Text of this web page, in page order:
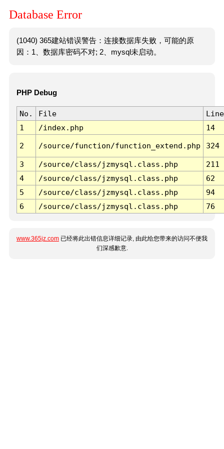
Database Error
(1040) 365建站错误警告：连接数据库失败，可能的原
因：1、数据库密码不对; 2、mysql未启动。
PHP Debug
No. File
Line
1
/index.php 14
2 /source/function/function_extend.php 324
3 /source/class/jzmysql.class.php
211
4
/source/class/jzmysql.class.php
62
5
/source/class/jzmysql.class.php
94
6
/source/class/jzmysql.class.php 76
www.365jz.com 已经将此出错信息详细记录, 由此给您带来的访问不便我
们深感歉意.